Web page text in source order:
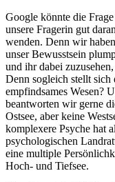
Google könnte die
unsere Fragerin gut
wenden. Denn wir
unser Bewusstsein
und ihr dabei
Denn sogleich stellt sich
empfindsames Wesen?
beantworten wir gerne
Ostsee, aber keine
komplexere Psyche hat
psychologischen
eine multiple
Hoch- und Tiefsee.